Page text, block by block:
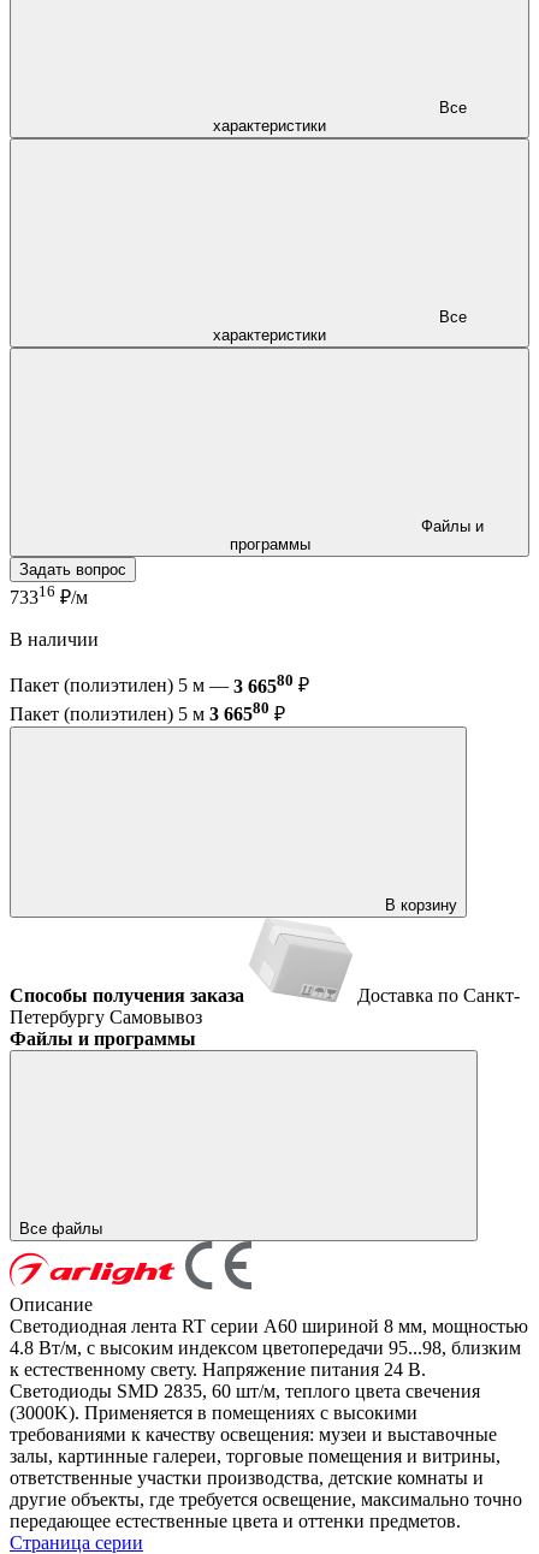
характеристики
характеристики
программы
Задать вопрос
73316 ₽/м
В наличии
Пакет (полиэтилен) 5 м — 3 66580 ₽
Пакет (полиэтилен) 5 м 3 66580 ₽
В корзину
Способы получения заказа
Доставка по Санкт-
Петербургу Самовывоз
Файлы и программы
Все файлы
Описание
Светодиодная лента RT серии A60 шириной 8 мм, мощностью
4.8 Вт/м, с высоким индексом цветопередачи 95...98, близким
к естественному свету. Напряжение питания 24 В.
Светодиоды SMD 2835, 60 шт/м, теплого цвета свечения
(3000K). Применяется в помещениях с высокими
требованиями к качеству освещения: музеи и выставочные
залы, картинные галереи, торговые помещения и витрины,
ответственные участки производства, детские комнаты и
другие объекты, где требуется освещение, максимально точно
передающее естественные цвета и оттенки предметов.
Страница серии